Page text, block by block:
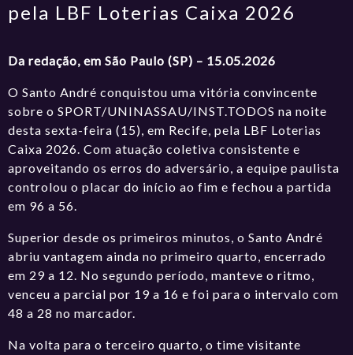
pela LBF Loterias Caixa 2026
Da redação, em São Paulo (SP) – 15.05.2026
O Santo André conquistou uma vitória convincente
sobre o SPORT/UNINASSAU/INST.TODOS na noite
desta sexta-feira (15), em Recife, pela LBF Loterias
Caixa 2026. Com atuação coletiva consistente e
aproveitando os erros do adversário, a equipe paulista
controlou o placar do início ao fim e fechou a partida
em 96 a 56.
Superior desde os primeiros minutos, o Santo André
abriu vantagem ainda no primeiro quarto, encerrado
em 29 a 12. No segundo período, manteve o ritmo,
venceu a parcial por 19 a 16 e foi para o intervalo com
48 a 28 no marcador.
Na volta para o terceiro quarto, o time visitante